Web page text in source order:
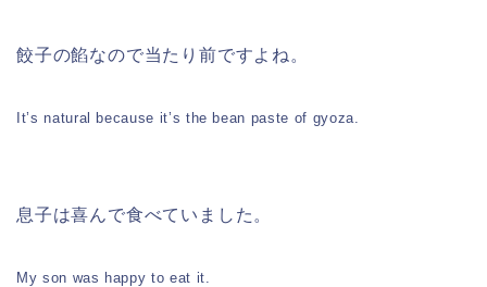
餃子の餡なので当たり前ですよね。
It’s natural because it’s the bean paste of gyoza.
息子は喜んで食べていました。
My son was happy to eat it.